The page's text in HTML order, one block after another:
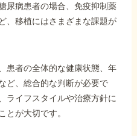
尿病患者の場合、免疫抑制薬
、移植にはさまざまな課題が
患者の全体的な健康状態、年
ど、総合的な判断が必要で
ライフスタイルや治療方針に
とが大切です。